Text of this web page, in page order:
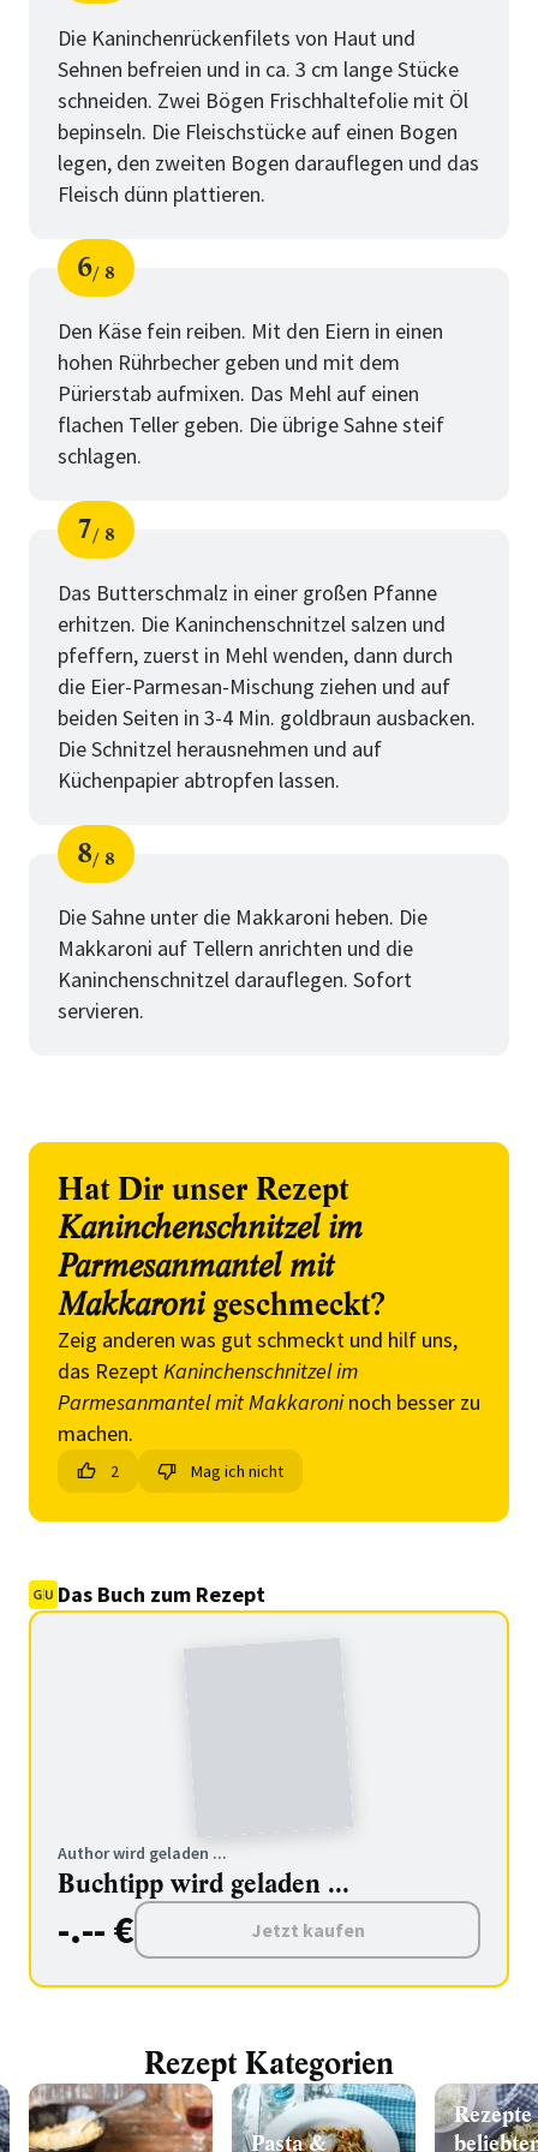
Die Kaninchenrückenfilets von Haut und
Sehnen befreien und in ca. 3 cm lange Stücke
schneiden. Zwei Bögen Frischhaltefolie mit Öl
bepinseln. Die Fleischstücke auf einen Bogen
legen, den zweiten Bogen darauflegen und das
Fleisch dünn plattieren.
Schritt
6
von
8
Den Käse fein reiben. Mit den Eiern in einen
hohen Rührbecher geben und mit dem
Pürierstab aufmixen. Das Mehl auf einen
flachen Teller geben. Die übrige Sahne steif
schlagen.
Schritt
7
von
8
Das Butterschmalz in einer großen Pfanne
erhitzen. Die Kaninchenschnitzel salzen und
pfeffern, zuerst in Mehl wenden, dann durch
die Eier-Parmesan-Mischung ziehen und auf
beiden Seiten in 3-4 Min. goldbraun ausbacken.
Die Schnitzel herausnehmen und auf
Küchenpapier abtropfen lassen.
Schritt
8
von
8
Die Sahne unter die Makkaroni heben. Die
Makkaroni auf Tellern anrichten und die
Kaninchenschnitzel darauflegen. Sofort
servieren.
Hat Dir unser Rezept
Kaninchenschnitzel im
Parmesanmantel mit
Makkaronigeschmeckt?
Zeig anderen was gut schmeckt und hilf uns,
das RezeptKaninchenschnitzel im
Parmesanmantel mit Makkaroninoch besser zu
machen.
2 Mag ich nicht
Das Buch zum Rezept
Author wird geladen ...
Buchtipp wird geladen ...
-.-- € Jetzt kaufen
Rezept Kategorien
Pasta &